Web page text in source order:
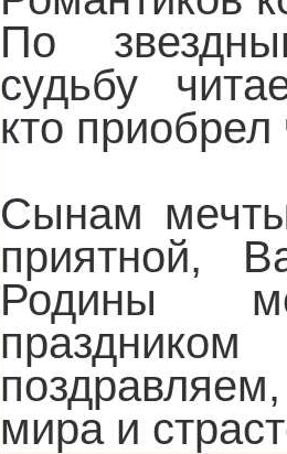
По
судьбу
кто приобрел
Сынам
приятной,
Родины
мира и